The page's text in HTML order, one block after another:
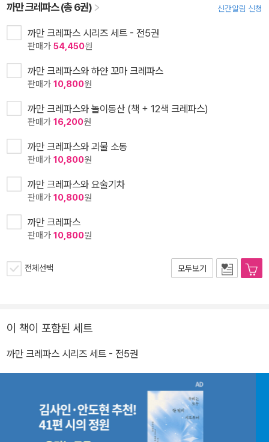
까만 크레파스 (총 6권) 신간알림 신청
까만 크레파스 시리즈 세트 - 전5권
판매가 54,450원
까만 크레파스와 하얀 꼬마 크레파스
판매가 10,800원
까만 크레파스와 놀이동산 (책 + 12색 크레파스)
판매가 16,200원
까만 크레파스와 괴물 소동
판매가 10,800원
까만 크레파스와 요술기차
판매가 10,800원
까만 크레파스
판매가 10,800원
전체선택 모두보기
이 책이 포함된 세트
까만 크레파스 시리즈 세트 - 전5권